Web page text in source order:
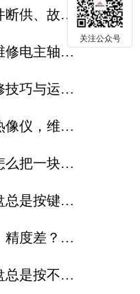
供、故障
么破
修电主轴时
永久损伤
技巧与运维
像仪，维修
使用？
么把一块数
总是按键不
精度差？专
分享
总是按不灵
关注公众号